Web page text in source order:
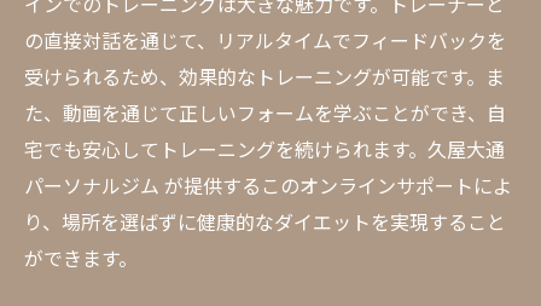
の直接対話を通じて、リアルタイムでフィードバックを
受けられるため、効果的なトレーニングが可能です。ま
た、動画を通じて正しいフォームを学ぶことができ、自
宅でも安心してトレーニングを続けられます。久屋大通
パーソナルジム が提供するこのオンラインサポートによ
り、場所を選ばずに健康的なダイエットを実現すること
ができます。